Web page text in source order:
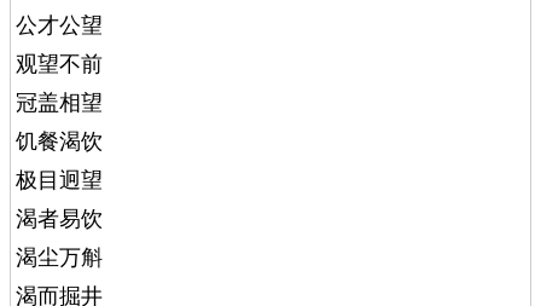
公才公望
观望不前
冠盖相望
饥餐渴饮
极目迥望
渴者易饮
渴尘万斛
渴而掘井